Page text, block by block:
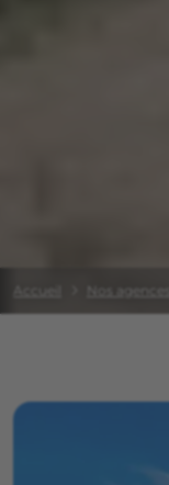
Nos agences